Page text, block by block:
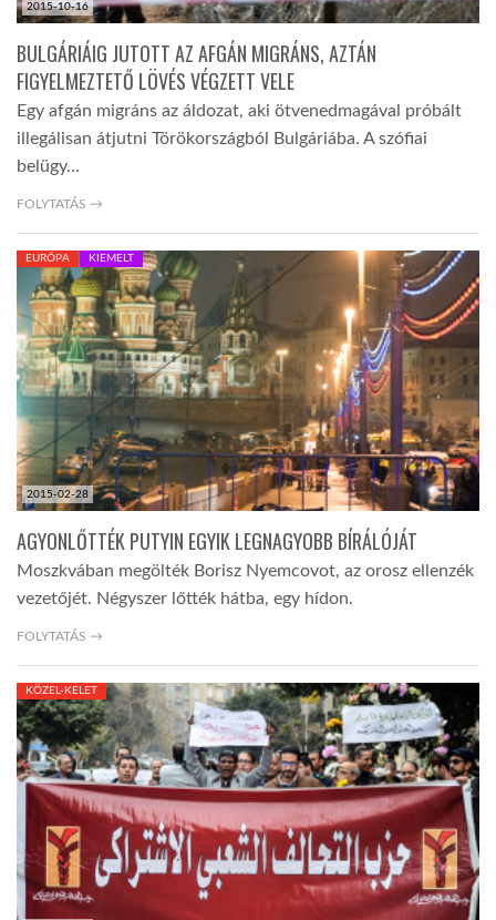
2015-10-16
BULGÁRIÁIG JUTOTT AZ AFGÁN MIGRÁNS, AZTÁN
FIGYELMEZTETŐ LÖVÉS VÉGZETT VELE
Egy afgán migráns az áldozat, aki ötvenedmagával próbált
illegálisan átjutni Törökországból Bulgáriába. A szófiai
belügy…
FOLYTATÁS →
2015-02-28
EURÓPA KIEMELT
AGYONLŐTTÉK PUTYIN EGYIK LEGNAGYOBB BÍRÁLÓJÁT
Moszkvában megölték Borisz Nyemcovot, az orosz ellenzék
vezetőjét. Négyszer lőtték hátba, egy hídon.
FOLYTATÁS →
KÖZEL-KELET